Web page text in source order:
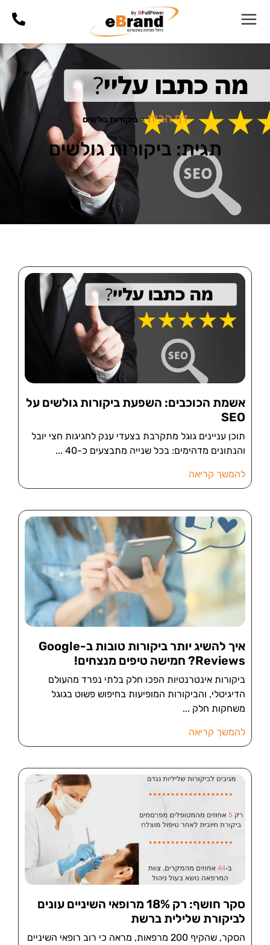
דף הבית»ביקורות גולשים
תגית: ביקורות גולשים
אשמת הכוכבים: השפעת ביקורות גולשים על
SEO
תוכן עניינים גוגל מתקרבת בצעדי ענק לחגיגות חצי יובל
והנתונים מדהימים: בכל שנייה מתבצעים כ-40
להמשך קריאה
איך להשיג יותר ביקורות טובות ב-Google
Reviews? חמישה טיפים מנצחים!
ביקורות אינטרנטיות הפכו חלק בלתי נפרד מהעולם
הדיגיטלי, והביקורות המופיעות בחיפוש פשוט בגוגל
משחקות חלק
להמשך קריאה
סקר חושף: רק 18% מרופאי השיניים עונים
לביקורת שלילית ברשת
הסקר, שהקיף 200 מרפאות, מראה כי רוב רופאי השיניים